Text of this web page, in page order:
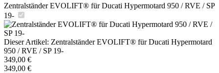
Zentralständer EVOLIFT® für Ducati Hypermotard 950 / RVE / SP
19-
Dieser Artikel: Zentralständer EVOLIFT® für Ducati Hypermotard
950 / RVE / SP 19-
349,00 €
349,00 €